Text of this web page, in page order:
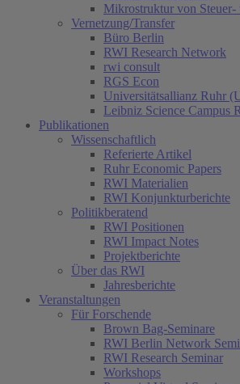
Mikrostruktur von Steuer-
Vernetzung/Transfer
Büro Berlin
RWI Research Network
rwi consult
RGS Econ
Universitätsallianz Ruhr
Leibniz Science Campus
Publikationen
Wissenschaftlich
Referierte Artikel
Ruhr Economic Papers
RWI Materialien
RWI Konjunkturberichte
Politikberatend
RWI Positionen
RWI Impact Notes
Projektberichte
Über das RWI
Jahresberichte
Veranstaltungen
Für Forschende
Brown Bag-Seminare
RWI Berlin Network
RWI Research Seminar
Workshops